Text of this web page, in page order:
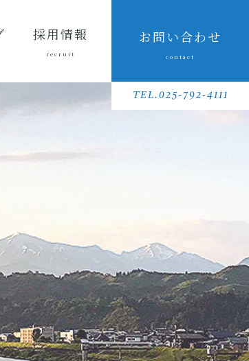
採用情報
recruit
ージ
くというこ
三友組
厚生・社内
動画
ンタビュー
るお問い合
お問い合わせ
contact
TEL.025-792-4111